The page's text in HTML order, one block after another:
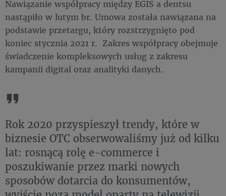
Nawiązanie współpracy między EGIS a dentsu
nastąpiło w lutym br. Umowa została nawiązana na
podstawie przetargu, który rozstrzygnięto pod
koniec stycznia 2021 r. Zakres współpracy obejmuje
świadczenie kompleksowych usług z zakresu
kampanii digital oraz analityki danych.
Rok 2020 przyspieszył trendy, które w
biznesie OTC obserwowaliśmy już od kilku
lat: rosnącą rolę e-commerce i
poszukiwanie przez marki nowych
sposobów dotarcia do konsumentów,